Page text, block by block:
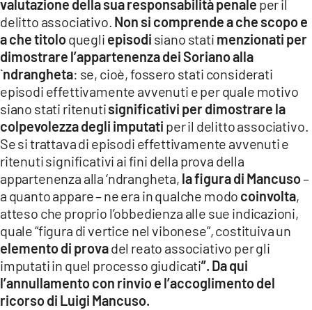
valutazione della sua responsabilità penale per il
delitto associativo. Non si comprende a che scopo e
a che titoloquegli episodi siano stati menzionati per
dimostrare l’appartenenza dei Soriano alla
`ndrangheta: se, cioè, fossero stati considerati
episodi effettivamente avvenuti e per quale motivo
siano stati ritenutisignificativi per dimostrare la
colpevolezza degli imputati per il delitto associativo.
Se si trattava di episodi effettivamente avvenuti e
ritenuti significativi ai fini della prova della
appartenenza alla ‘ndrangheta, la figura di Mancuso–
a quanto appare – ne era in qualche modo coinvolta,
atteso che proprio l’obbedienza alle sue indicazioni,
quale “figura di vertice nel vibonese”, costituiva un
elemento di provadel reato associativo per gli
imputati in quel processo giudicati”. Da qui
l’annullamento con rinvio e l’accoglimento del
ricorso di Luigi Mancuso.